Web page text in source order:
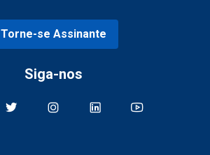
Torne-se Assinante
Siga-nos